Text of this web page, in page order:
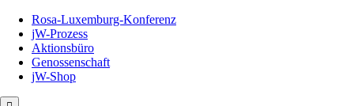
Rosa-Luxemburg-Konferenz
jW-Prozess
Aktionsbüro
Genossenschaft
jW-Shop